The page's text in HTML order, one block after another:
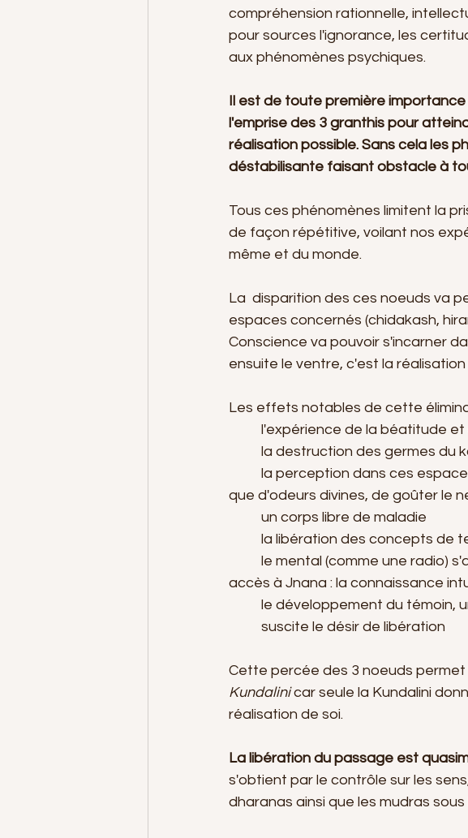
compréhension rationnelle,
pour sources l'ignorance, les
aux phénomènes psychiques.
Il est de toute première
l'emprise des 3 granthis pour
réalisation possible. Sans cela les
déstabilisante faisant obstacle à
Tous ces phénomènes limitent la
de façon répétitive, voilant nos
même et du monde.
La  disparition des ces noeuds va
espaces concernés (chidakash,
Conscience va pouvoir s'incarner
ensuite le ventre, c'est la réalisation
Les effets notables de cette
l'expérience de la béatitude
la destruction des germes du
que d'odeurs divines, de goûter le
	un corps libre de maladie
la libération des concepts de
accès à Jnana : la connaissance
le développement du témoin,
	suscite le désir de libération
Cette percée des 3 noeuds
Kundalini car seule la Kundalini
réalisation de soi.
La libération du passage est
s'obtient par le contrôle sur les
dharanas ainsi que les mudras